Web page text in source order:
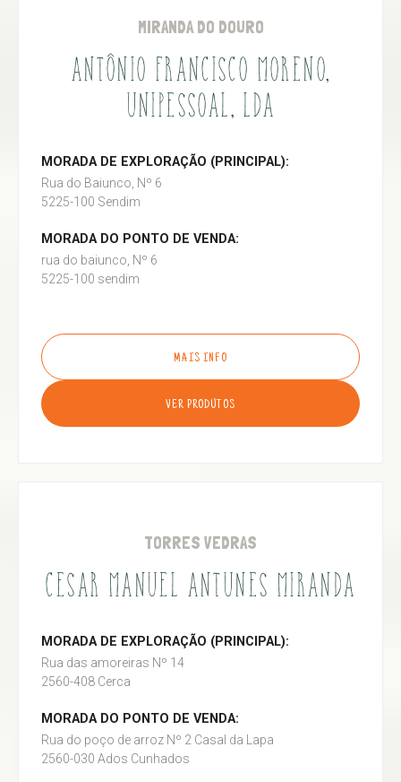
MIRANDA DO DOURO
ANTÔNIO FRANCISCO MORENO,
UNIPESSOAL, LDA
MORADA DE EXPLORAÇÃO (PRINCIPAL):
Rua do Baiunco, Nº 6
5225-100 Sendim
MORADA DO PONTO DE VENDA:
rua do baiunco, Nº 6
5225-100 sendim
MAIS INFO
VER PRODUTOS
TORRES VEDRAS
CESAR MANUEL ANTUNES MIRANDA
MORADA DE EXPLORAÇÃO (PRINCIPAL):
Rua das amoreiras Nº 14
2560-408 Cerca
MORADA DO PONTO DE VENDA:
Rua do poço de arroz Nº 2 Casal da Lapa
2560-030 Ados Cunhados